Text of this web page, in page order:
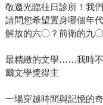
敬邀光臨往日診所！我
請問您希望置身哪個年
解放的六〇？前衛的九
最精緻的文學……我時
爾文學獎得主
一場穿越時間與記憶的